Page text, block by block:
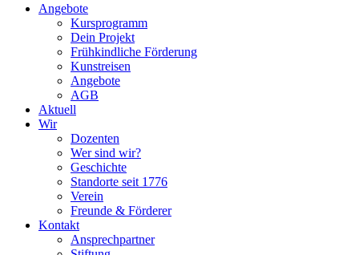
Angebote
Kursprogramm
Dein Projekt
Frühkindliche Förderung
Kunstreisen
Angebote
AGB
Aktuell
Wir
Dozenten
Wer sind wir?
Geschichte
Standorte seit 1776
Verein
Freunde & Förderer
Kontakt
Ansprechpartner